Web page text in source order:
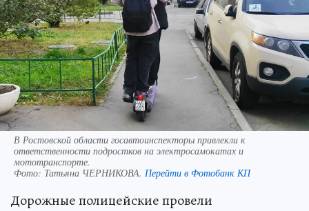
В Ростовской области госавтоинспекторы привлекли к
ответственности подростков на электросамокатах и
мототранспорте.
Фото: Татьяна ЧЕРНИКОВА. Перейти в Фотобанк КП
Дорожные полицейские провели